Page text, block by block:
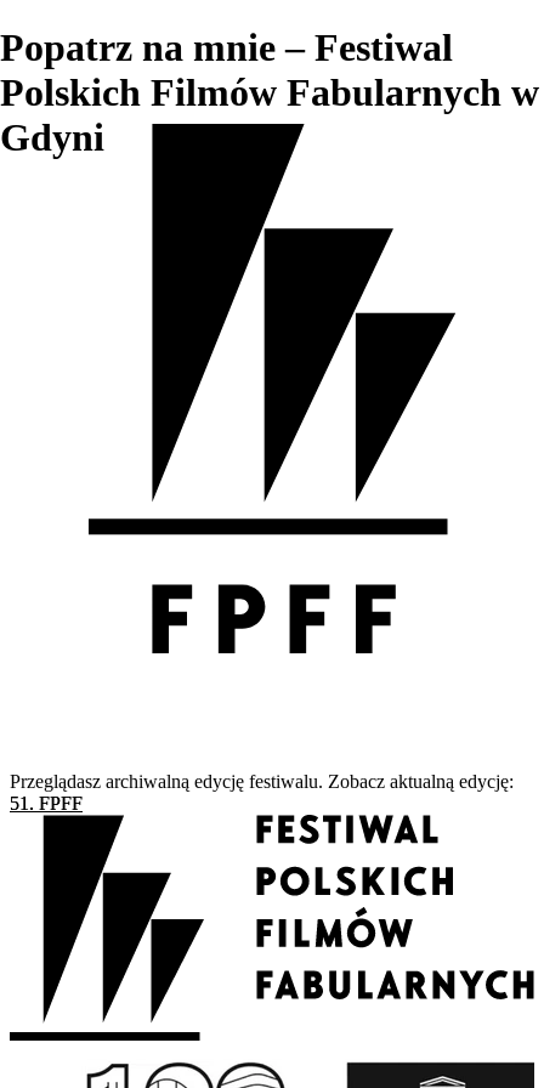
Popatrz na mnie – Festiwal
Polskich Filmów Fabularnych w
Gdyni
Przeglądasz archiwalną edycję festiwalu. Zobacz aktualną edycję:
51. FPFF